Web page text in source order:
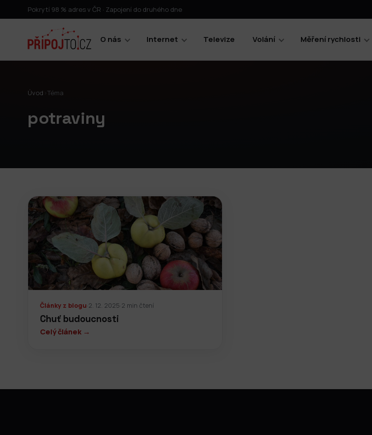
Pokrytí 98 % adres v ČR · Zapojení do druhého dne
O nás Internet Televize Volání Měření rychlosti
Úvod Téma
potraviny
Články z blogu·2. 12. 2025·2 min čtení
Chuť budoucnosti
Celý článek →